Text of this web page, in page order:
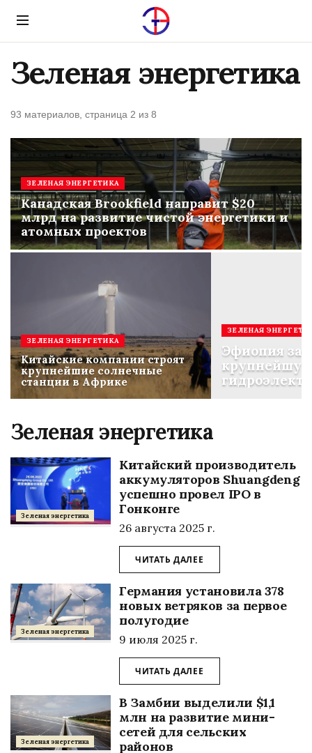
Menu
Зеленая энергетика
93 материалов, страница 2 из 8
ЗЕЛЕНАЯ ЭНЕРГЕТИКА
Канадская Brookfield направит $20
млрд на развитие чистой энергетики и
атомных проектов
ЗЕЛЕНАЯ ЭНЕРГЕТИКА
Китайские компании строят
крупнейшие солнечные
станции в Африке
ЗЕЛЕНАЯ
Эфиопия
Зеленая энергетика
Зеленая энергетика
Китайский производитель
аккумуляторов Shuangdeng
успешно провел IPO в
Гонконге
26 августа 2025 г.
ЧИТАТЬ ДАЛЕЕ
Зеленая энергетика
Германия установила 378
новых ветряков за первое
полугодие
9 июля 2025 г.
ЧИТАТЬ ДАЛЕЕ
Зеленая энергетика
В Замбии выделили $1,1
млн на развитие мини-
сетей для сельских
районов